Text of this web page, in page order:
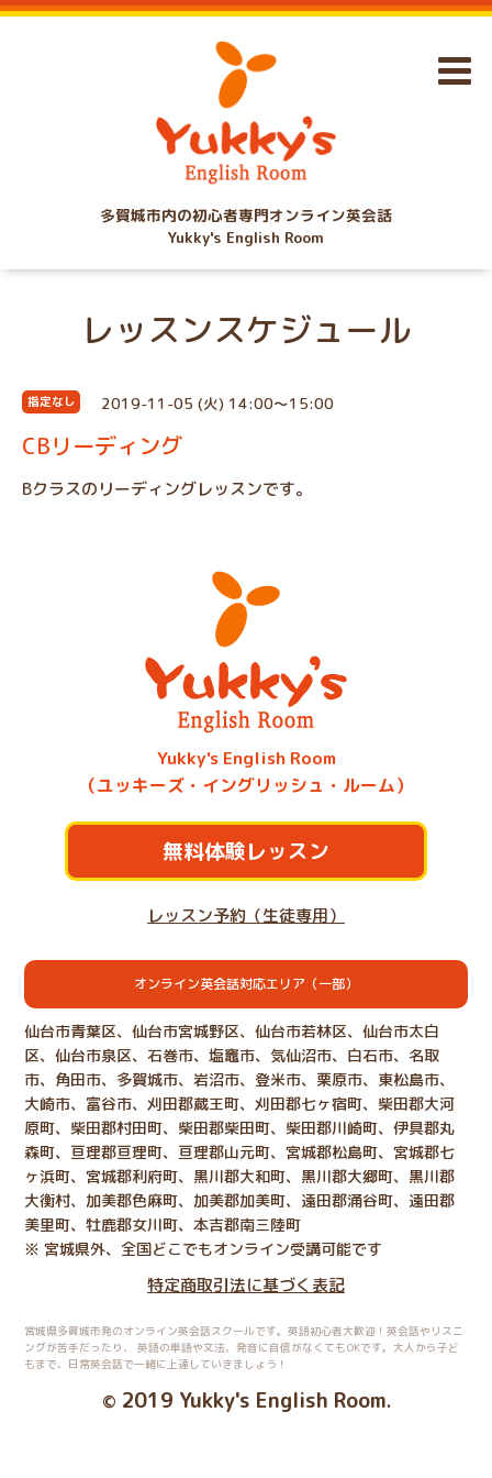
多賀城市内の初心者専門オンライン英会話
Yukky's English Room
レッスンスケジュール
指定なし 2019-11-05 (火) 14:00～15:00
CBリーディング
Bクラスのリーディングレッスンです。
Yukky's English Room
（ユッキーズ・イングリッシュ・ルーム）
無料体験レッスン
レッスン予約（生徒専用）
オンライン英会話対応エリア（一部）
仙台市青葉区、仙台市宮城野区、仙台市若林区、仙台市太白
区、仙台市泉区、石巻市、塩竈市、気仙沼市、白石市、名取
市、角田市、多賀城市、岩沼市、登米市、栗原市、東松島市、
大崎市、富谷市、刈田郡蔵王町、刈田郡七ヶ宿町、柴田郡大河
原町、柴田郡村田町、柴田郡柴田町、柴田郡川崎町、伊具郡丸
森町、亘理郡亘理町、亘理郡山元町、宮城郡松島町、宮城郡七
ヶ浜町、宮城郡利府町、黒川郡大和町、黒川郡大郷町、黒川郡
大衡村、加美郡色麻町、加美郡加美町、遠田郡涌谷町、遠田郡
美里町、牡鹿郡女川町、本吉郡南三陸町
※ 宮城県外、全国どこでもオンライン受講可能です
特定商取引法に基づく表記
宮城県多賀城市発のオンライン英会話スクールです。英語初心者大歓迎！英会話やリスニ
ングが苦手だったり、
英語の単語や文法、発音に自信がなくてもOKです。大人から子ど
もまで、日常英会話で一緒に上達していきましょう！
© 2019 Yukky's English Room.